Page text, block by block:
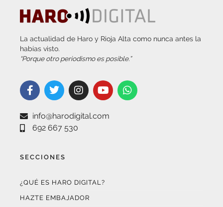
La actualidad de Haro y Rioja Alta como nunca antes la
habías visto.
“Porque otro periodismo es posible.”
info@harodigital.com
692 667 530
SECCIONES
¿QUÉ ES HARO DIGITAL?
HAZTE EMBAJADOR